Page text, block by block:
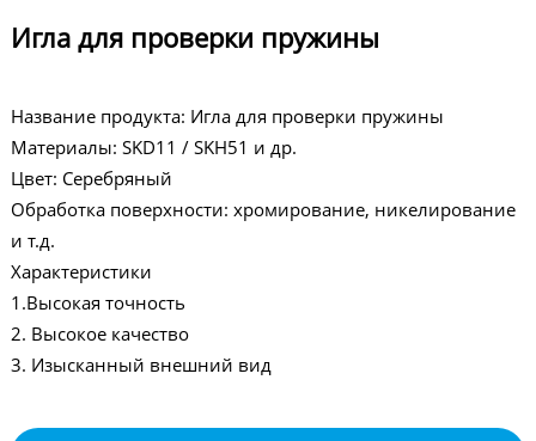
Игла для проверки пружины
Название продукта: Игла для проверки пружины
Материалы: SKD11 / SKH51 и др.
Цвет: Серебряный
Обработка поверхности: хромирование, никелирование
и т.д.
Характеристики
1.Высокая точность
2. Высокое качество
3. Изысканный внешний вид